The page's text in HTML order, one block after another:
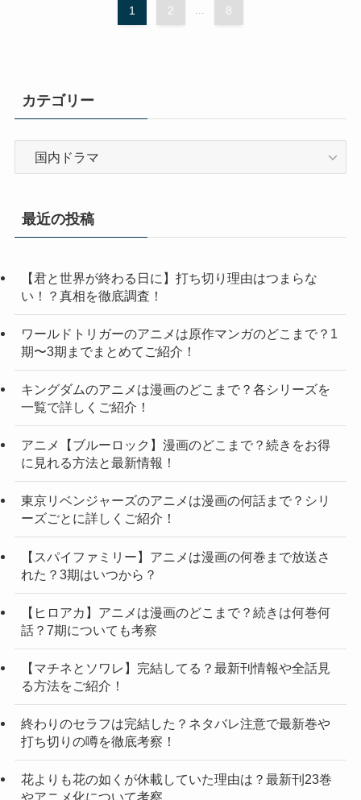
1 2 ... 8
カテゴリー
リ
最近の投稿
【君と世界が終わる日に】打ち切り理由はつまらな
い！？真相を徹底調査！
ワールドトリガーのアニメは原作マンガのどこまで？1
期〜3期までまとめてご紹介！
キングダムのアニメは漫画のどこまで？各シリーズを
一覧で詳しくご紹介！
アニメ【ブルーロック】漫画のどこまで？続きをお得
に見れる方法と最新情報！
東京リベンジャーズのアニメは漫画の何話まで？シリ
ーズごとに詳しくご紹介！
【スパイファミリー】アニメは漫画の何巻まで放送さ
れた？3期はいつから？
【ヒロアカ】アニメは漫画のどこまで？続きは何巻何
話？7期についても考察
【マチネとソワレ】完結してる？最新刊情報や全話見
る方法をご紹介！
終わりのセラフは完結した？ネタバレ注意で最新巻や
打ち切りの噂を徹底考察！
花よりも花の如くが休載していた理由は？最新刊23巻
やアニメ化について考察